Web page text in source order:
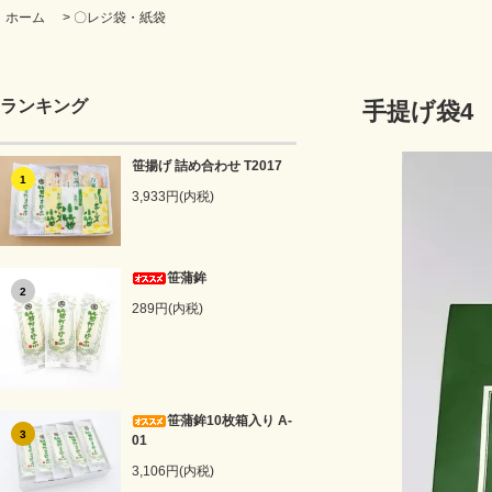
ホーム > 〇レジ袋・紙袋
ランキング
1
笹揚げ 詰め合わせ T2017
3,933円(内税)
2
笹蒲鉾
289円(内税)
3
笹蒲鉾10枚箱入り A-
01
3,106円(内税)
手提げ袋4